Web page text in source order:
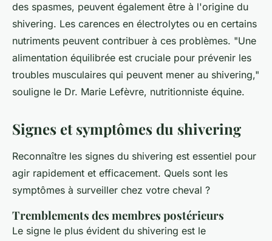
des spasmes, peuvent également être à l'origine du
shivering. Les carences en électrolytes ou en certains
nutriments peuvent contribuer à ces problèmes. "Une
alimentation équilibrée est cruciale pour prévenir les
troubles musculaires qui peuvent mener au shivering,"
souligne le Dr. Marie Lefèvre, nutritionniste équine.
Signes et symptômes du shivering
Reconnaître les signes du shivering est essentiel pour
agir rapidement et efficacement. Quels sont les
symptômes à surveiller chez votre cheval ?
Tremblements des membres postérieurs
Le signe le plus évident du shivering est le